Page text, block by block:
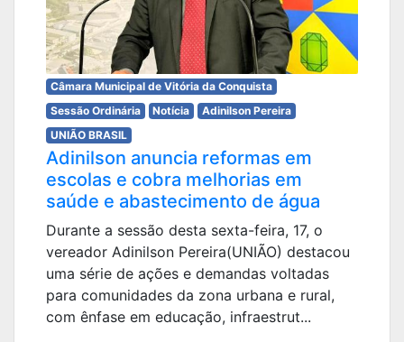
Câmara Municipal de Vitória da Conquista
Sessão Ordinária
Notícia
Adinilson Pereira
UNIÃO BRASIL
Adinilson anuncia reformas em
escolas e cobra melhorias em
saúde e abastecimento de água
Durante a sessão desta sexta-feira, 17, o
vereador Adinilson Pereira(UNIÃO) destacou
uma série de ações e demandas voltadas
para comunidades da zona urbana e rural,
com ênfase em educação, infraestrut...